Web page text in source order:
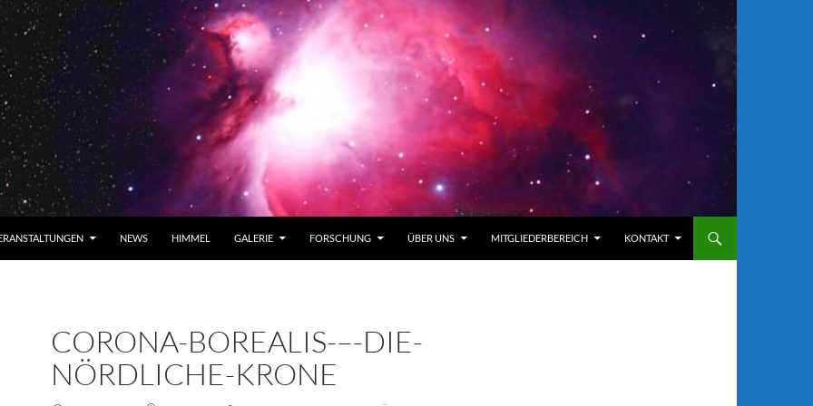
NEWS HIMMEL GALERIE FORSCHUNG ÜBER UNS MITGLIEDERBEREICH KONTAKT
CORONA-BOREALIS-–-DIE-
NÖRDLICHE-KRONE